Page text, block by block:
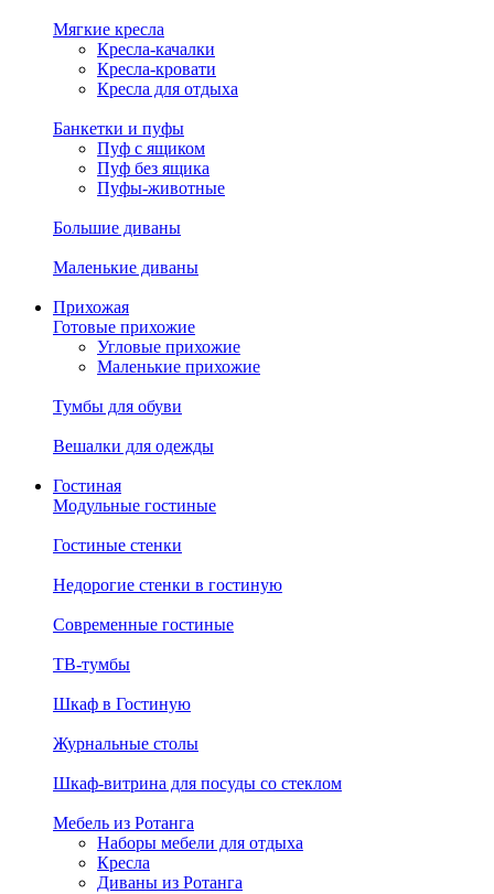
Мягкие кресла
Кресла-качалки
Кресла-кровати
Кресла для отдыха
Банкетки и пуфы
Пуф с ящиком
Пуф без ящика
Пуфы-животные
Большие диваны
Маленькие диваны
Прихожая
Готовые прихожие
Угловые прихожие
Маленькие прихожие
Тумбы для обуви
Вешалки для одежды
Гостиная
Модульные гостиные
Гостиные стенки
Недорогие стенки в гостиную
Современные гостиные
ТВ-тумбы
Шкаф в Гостиную
Журнальные столы
Шкаф-витрина для посуды со стеклом
Мебель из Ротанга
Наборы мебели для отдыха
Кресла
Диваны из Ротанга